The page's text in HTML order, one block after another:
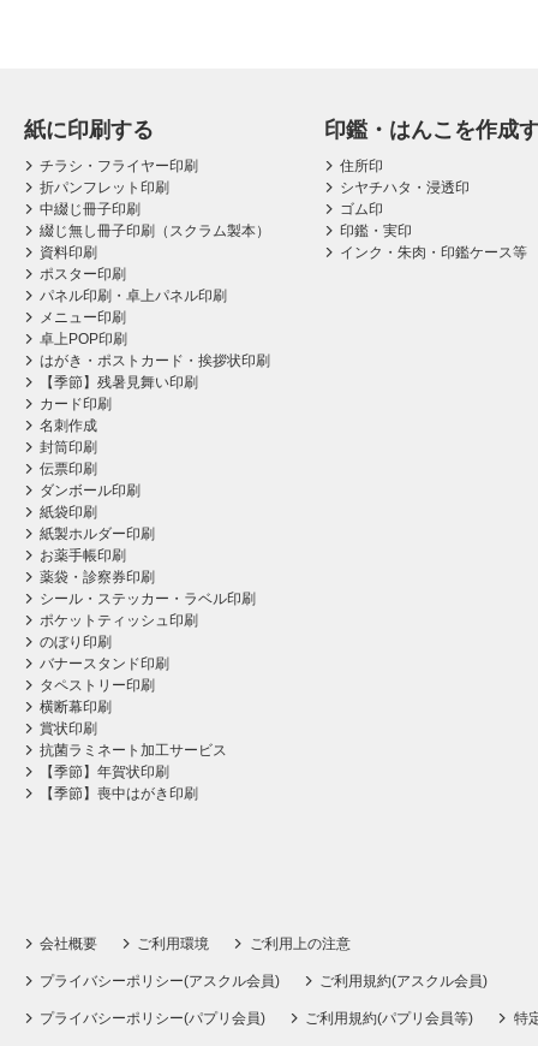
紙に印刷する
チラシ・フライヤー印刷
折パンフレット印刷
中綴じ冊子印刷
綴じ無し冊子印刷（スクラム製本）
資料印刷
ポスター印刷
パネル印刷・卓上パネル印刷
メニュー印刷
卓上POP印刷
はがき・ポストカード・挨拶状印刷
【季節】残暑見舞い印刷
カード印刷
名刺作成
封筒印刷
伝票印刷
ダンボール印刷
紙袋印刷
紙製ホルダー印刷
お薬手帳印刷
薬袋・診察券印刷
シール・ステッカー・ラベル印刷
ポケットティッシュ印刷
のぼり印刷
バナースタンド印刷
タペストリー印刷
横断幕印刷
賞状印刷
抗菌ラミネート加工サービス
【季節】年賀状印刷
【季節】喪中はがき印刷
印鑑・はんこを作成
住所印
シヤチハタ・浸透印
ゴム印
印鑑・実印
インク・朱肉・印鑑ケース等
会社概要 ご利用環境 ご利用上の注意
プライバシーポリシー(アスクル会員) ご利用規約(アスクル会員)
プライバシーポリシー(パプリ会員) ご利用規約(パプリ会員等) 特